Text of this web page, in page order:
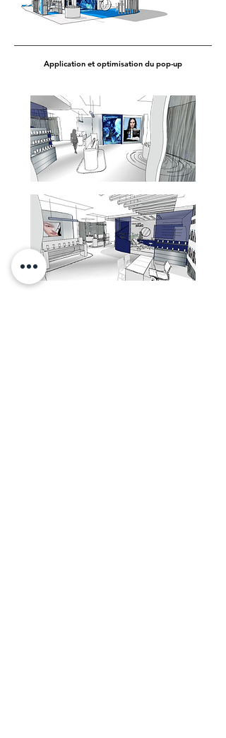
Application et optimisation du pop-up
Application et optimisation du pop-up